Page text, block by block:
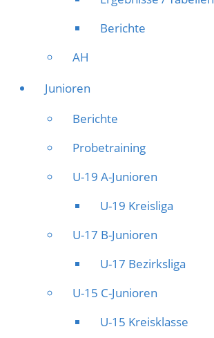
Berichte
AH
Junioren
Berichte
Probetraining
U-19 A-Junioren
U-19 Kreisliga
U-17 B-Junioren
U-17 Bezirksliga
U-15 C-Junioren
U-15 Kreisklasse